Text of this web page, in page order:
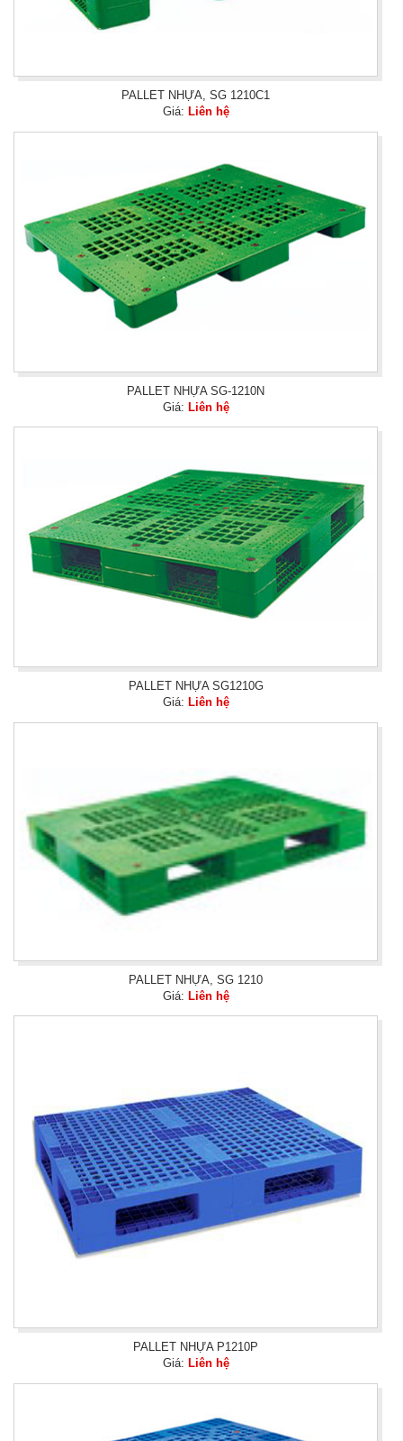
Phù hợp với mọi hoàn cảnh kho bãi, chịu tải cao với
thiết kế vững chắc.
PALLET NHỰA, SG 1210C1
Giá: Liên hệ
*) Lưu ý: Pallet nhựa này không dùng được cho
PALLET NHỰA SG-1210N
Giá: Liên hệ
PALLET NHỰA SG1210G
Giá: Liên hệ
thiết kế vững chắc.
PALLET NHỰA, SG 1210
Giá: Liên hệ
PALLET NHỰA P1210P
Giá: Liên hệ